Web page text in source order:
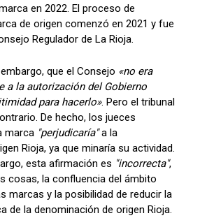
en 2022. El proceso de
de origen comenzó en 2021 y fue
Regulador de La Rioja.
que el Consejo «no era
a la autorización del Gobierno
para hacerlo». Pero el tribunal
De hecho, los jueces
marca "perjudicaría"a la
Rioja, ya que minaría su actividad.
esta afirmación es "incorrecta",
cosas, la confluencia del ámbito
marcas y la posibilidad de reducir la
de la denominación de origen Rioja.